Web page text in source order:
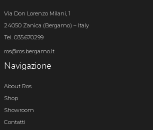
Via Don Lorenzo Milani, 1
24050 Zanica (Bergamo) – Italy
Tel. 035.670299
ros@ros.bergamo.it
Navigazione
About Ros
Shop
Showroom
Contatti